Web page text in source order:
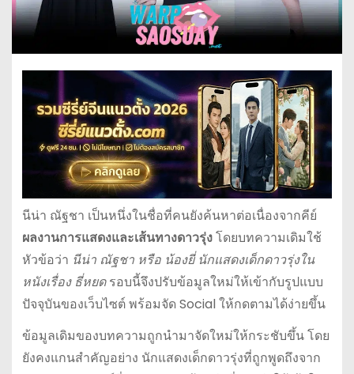
นีน่า ณัฐชา เป็นหนึ่งในชื่อที่คนยังค้นหาต่อเนื่องจากคีย์
ผลงานการแสดงและเส้นทางดาวรุ่งโดยบทความเดิมใช้
หัวข้อว่า นีน่า ณัฐชา หรือ น้องยี่ นักแสดงเด็กดาวรุ่งใน
หนังเรื่อง ธี่หยดรอบนี้จึงปรับข้อมูลใหม่ให้เข้ากับรูปแบบ
ปัจจุบันของเว็บไซต์ พร้อมจัด Social ให้กดตามได้ง่ายขึ้น
ข้อมูลเดิมของบทความถูกนำมาจัดใหม่ให้กระชับขึ้น โดย
ยังคงแกนสำคัญอย่าง นักแสดงเด็กดาวรุ่งที่ถูกพูดถึงจาก